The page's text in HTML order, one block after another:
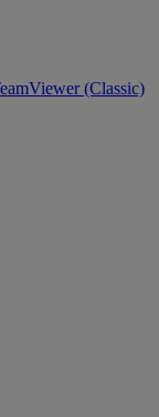
(Classic)